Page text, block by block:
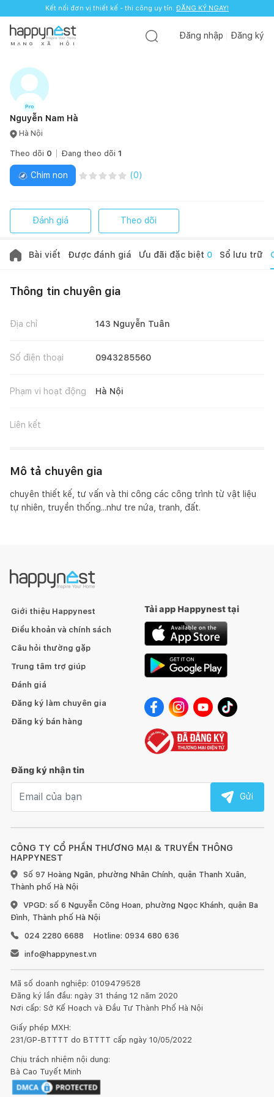
Kết nối đơn vị thiết kế - thi công uy tín. ĐĂNG KÝ NGAY!
M Ạ N G X Ã H Ộ I
Đăng nhập Đăng ký
Nguyễn Nam Hà
Hà Nội
Theo dõi 0 Đang theo dõi 1
Chim non (0)
Đánh giá Theo dõi
Bài viết Được đánh giá Ưu đãi đặc biệt 0 Sổ lưu trữ
Thông tin chuyên gia
Địa chỉ 143 Nguyễn Tuân
Số điện thoại 0943285560
Phạm vi hoạt động Hà Nội
Liên kết
Mô tả chuyên gia
chuyên thiết kế, tư vấn và thi công các công trình từ vật liệu
tự nhiên, truyền thống...như tre nứa, tranh, đất.
CÔNG TY CỔ PHẦN THƯƠNG MẠI & TRUYỀN THÔNG
HAPPYNEST
Số 97 Hoàng Ngân, phường Nhân Chính, quận Thanh Xuân,
Thành phố Hà Nội
VPGD: số 6 Nguyễn Công Hoan, phường Ngọc Khánh, quận Ba
Đình, Thành phố Hà Nội
024 2280 6688
Hotline: 0934 680 636
info@happynest.vn
Mã số doanh nghiệp: 0109479528
Đăng ký lần đầu: ngày 31 tháng 12 năm 2020
Nơi cấp: Sở Kế Hoạch và Đầu Tư Thành Phố Hà Nội
Giấy phép MXH:
231/GP-BTTTT do BTTTT cấp ngày 10/05/2022
Chịu trách nhiệm nội dung:
Bà Cao Tuyết Minh
Giới thiệu Happynest
Điều khoản và chính sách
Câu hỏi thường gặp
Trung tâm trợ giúp
Đánh giá
Đăng ký làm chuyên gia
Đăng ký bán hàng
Tải app Happynest tại
Đăng ký nhận tin
Gửi